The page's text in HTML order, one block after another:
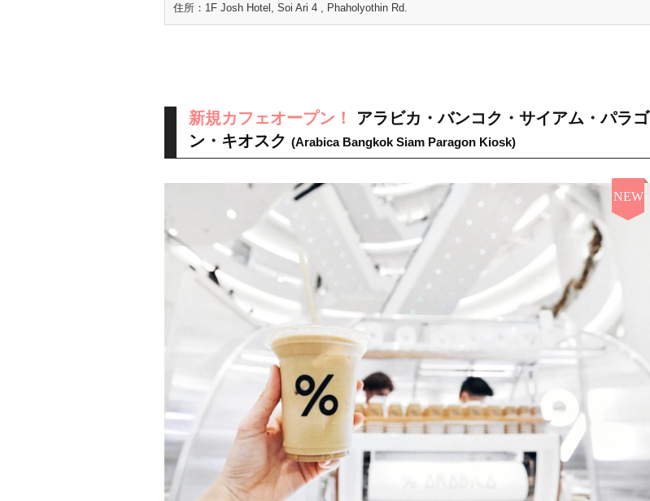
住所：1F Josh Hotel, Soi Ari 4 , Phaholyothin Rd.
新規カフェオープン！
アラビカ・バンコク・サイアム・パラゴ
ン・キオスク (Arabica Bangkok Siam Paragon Kiosk)
NEW